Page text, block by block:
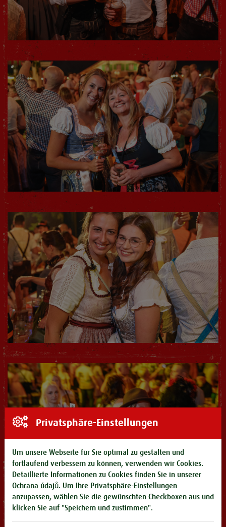
Privatsphäre-Einstellungen
Um unsere Webseite für Sie optimal zu gestalten und
fortlaufend verbessern zu können, verwenden wir Cookies.
Detaillierte Informationen zu Cookies finden Sie in unserer
Ochrana údajů. Um Ihre Privatsphäre-Einstellungen
anzupassen, wählen Sie die gewünschten Checkboxen aus und
klicken Sie auf "Speichern und zustimmen".